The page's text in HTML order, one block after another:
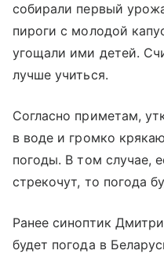
собирали первый
пироги с молодой
угощали ими детей.
лучше учиться.
Согласно приметам,
в воде и громко
погоды. В том случае,
стрекочут, то погода
Ранее синоптик
будет погода в